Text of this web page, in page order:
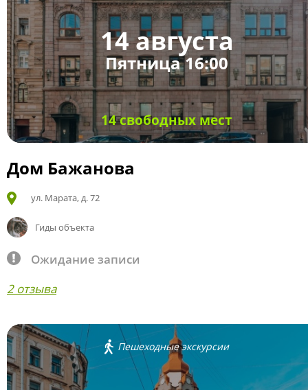
14 августа
Пятница 16:00
14 свободных мест
Дом Бажанова
ул. Марата, д. 72
Гиды объекта
Ожидание записи
2 отзыва
Пешеходные экскурсии